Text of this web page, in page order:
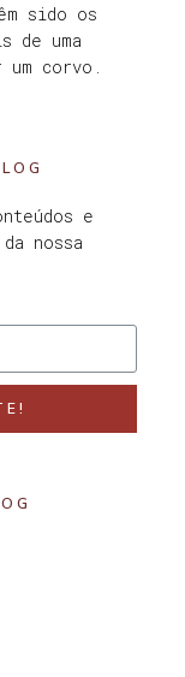
sido os
de uma
um corvo.
e
nossa